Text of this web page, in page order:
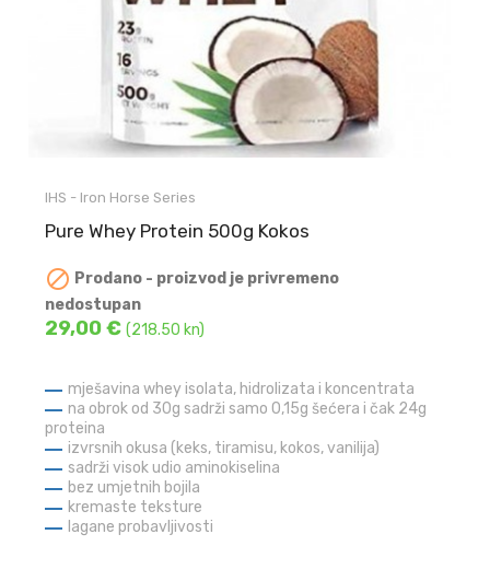
IHS - Iron Horse Series
Pure Whey Protein 500g Kokos
 Prodano - proizvod je privremeno
nedostupan
29,00 €(218.50 kn)
mješavina whey isolata, hidrolizata i koncentrata
na obrok od 30g sadrži samo 0,15g šećera i čak 24g
proteina
izvrsnih okusa (keks, tiramisu, kokos, vanilija)
sadrži visok udio aminokiselina
bez umjetnih bojila
kremaste teksture
lagane probavljivosti